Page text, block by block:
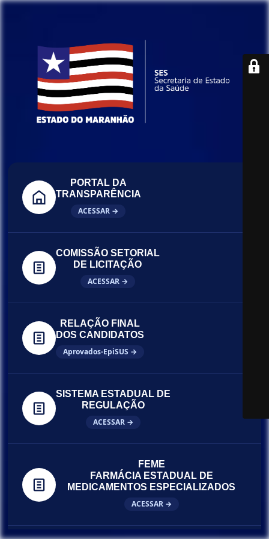
PORTAL DA
TRANSPARÊNCIA
ACESSAR →
COMISSÃO SETORIAL
DE LICITAÇÃO
ACESSAR →
RELAÇÃO FINAL
DOS CANDIDATOS
Aprovados-EpiSUS →
SISTEMA ESTADUAL DE
REGULAÇÃO
ACESSAR →
FEME
FARMÁCIA ESTADUAL DE
MEDICAMENTOS ESPECIALIZADOS
ACESSAR →